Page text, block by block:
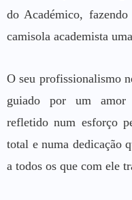
do Académico,
camisola academista
O seu profissionalismo
guiado por um amor
refletido num esforço
total e numa dedicação
a todos os que com ele